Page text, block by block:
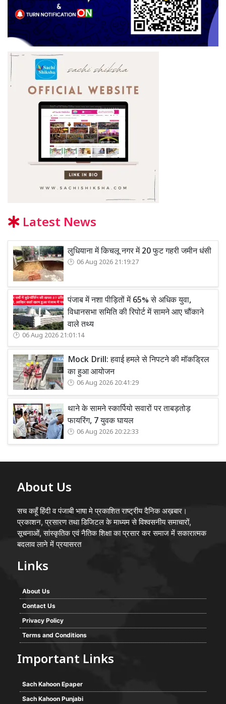
Latest News
लुधियाना में किचलू नगर में 20 फुट गहरी जमीन धंसी
06 Aug 2026 21:19:27
पंजाब में नशा पीड़ितों में 65% से अधिक युवा,
विधानसभा समिति की रिपोर्ट में सामने आए चौंकाने
वाले तथ्य
06 Aug 2026 21:01:14
Mock Drill: हवाई हमले से निपटने की मॉकड्रिल
का हुआ आयोजन
06 Aug 2026 20:41:29
थाने के सामने स्कार्पियो सवारों पर ताबड़तोड़
फायरिंग, 7 युवक घायल
06 Aug 2026 20:22:33
About Us
सच कहूँ हिंदी व पंजाबी भाषा मे प्रकाशित राष्ट्रीय दैनिक अख़बार।
प्रकाशन, प्रसारण तथा डिजिटल के माध्यम से विश्वसनीय समाचारों,
सूचनाओं, सांस्कृतिक एवं नैतिक शिक्षा का प्रसार कर समाज में सकारात्मक
बदलाव लाने में प्रयासरत
Links
About Us
Contact Us
Privacy Policy
Terms and Conditions
Important Links
Sach Kahoon Epaper
Sach Kahoon Punjabi